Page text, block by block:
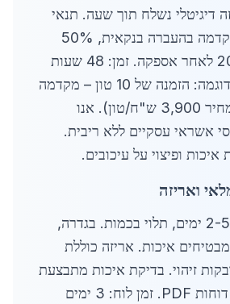
דיגיטלי נשלח תוך שעה. תנאי
תשלום: 30% מקדמה בהעברה בנקאית, 50%
לפני משלוח, 20% לאחר אספקה. זמן: 48 שעות
מחתימה. סכומי דוגמה: הזמנה של 10 טון – מקדמה
11,700 ש"ח (במחיר 3,900 ש"ח/טון). אנו
אשראי עסקיים ללא ריבית.
איכות ופיצוי על עיכובים.
המלאי מוכן תוך 2-5 ימים, תלוי בכמות. בגדרה,
איכות. אריזה כוללת
זיהוי. בדיקת איכות מתבצעת
לפני משלוח, עם דוחות PDF. זמן לוח: 3 ימים